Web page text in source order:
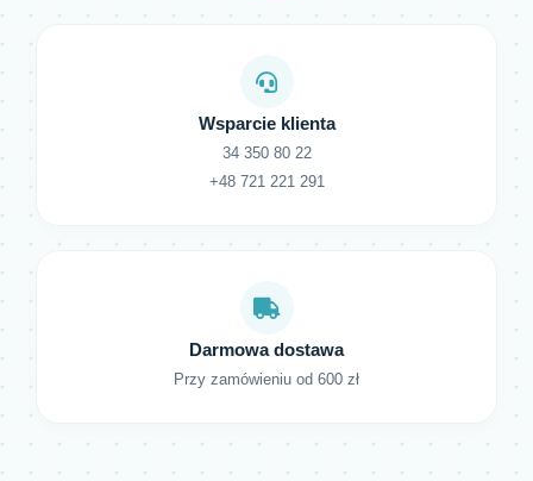
Wsparcie klienta
34 350 80 22
+48 721 221 291
Darmowa dostawa
Przy zamówieniu od 600 zł